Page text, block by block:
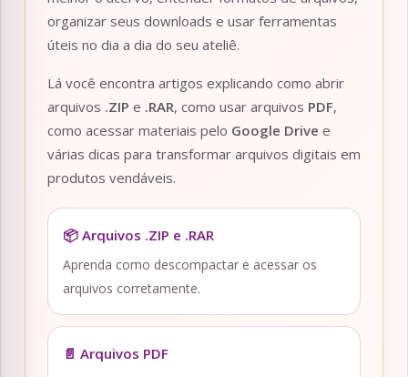
organizar seus downloads e usar ferramentas
úteis no dia a dia do seu ateliê.
Lá você encontra artigos explicando como abrir
arquivos .ZIP e .RAR, como usar arquivos PDF,
como acessar materiais pelo Google Drive e
várias dicas para transformar arquivos digitais em
produtos vendáveis.
📦 Arquivos .ZIP e .RAR
Aprenda como descompactar e acessar os
arquivos corretamente.
📄 Arquivos PDF